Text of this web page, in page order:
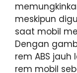
meskipun
saat mobil
Dengan
rem ABS
rem mobil